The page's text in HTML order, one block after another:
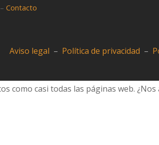
– Contacto
Aviso legal – Política de privacidad –
como casi todas las páginas web.